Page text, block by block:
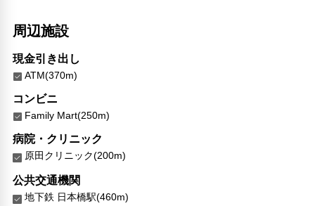
周辺施設
現金引き出し
ATM(370m)
コンビニ
Family Mart(250m)
病院・クリニック
原田クリニック(200m)
公共交通機関
地下鉄 日本橋駅(460m)